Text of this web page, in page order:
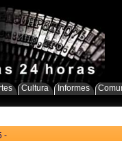
Cultura Informes
-